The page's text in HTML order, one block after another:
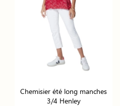
Chemisier été long manches
3/4 Henley